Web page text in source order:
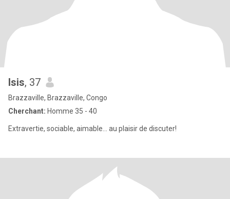
Isis, 37
Brazzaville, Brazzaville, Congo
Cherchant: Homme 35 - 40
Extravertie, sociable, aimable... au plaisir de discuter!